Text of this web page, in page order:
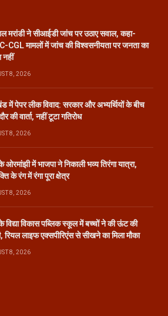
मरांडी ने सीआईडी जांच पर उठाए सवाल, कहा-
CGL मामलों में जांच की विश्वसनीयता पर जनता का
नहीं
8, 2026
में पेपर लीक विवाद: सरकार और अभ्यर्थियों के बीच
की वार्ता, नहीं टूटा गतिरोध
8, 2026
ओरमांझी में भाजपा ने निकाली भव्य तिरंगा यात्रा,
के रंग में रंगा पूरा क्षेत्र
8, 2026
विद्या विकास पब्लिक स्कूल में बच्चों ने की ऊंट की
रियल लाइफ एक्सपीरिएंस से सीखने का मिला मौका
8, 2026